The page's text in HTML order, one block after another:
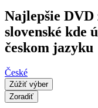
Najlepšie DVD
slovenské kde
českom jazyku
České
Zúžiť výber
Zoradiť